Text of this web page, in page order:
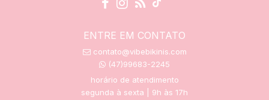
ENTRE EM CONTATO
contato@vibebikinis.com
(47)99683-2245
horário de atendimento
segunda à sexta | 9h às 17h